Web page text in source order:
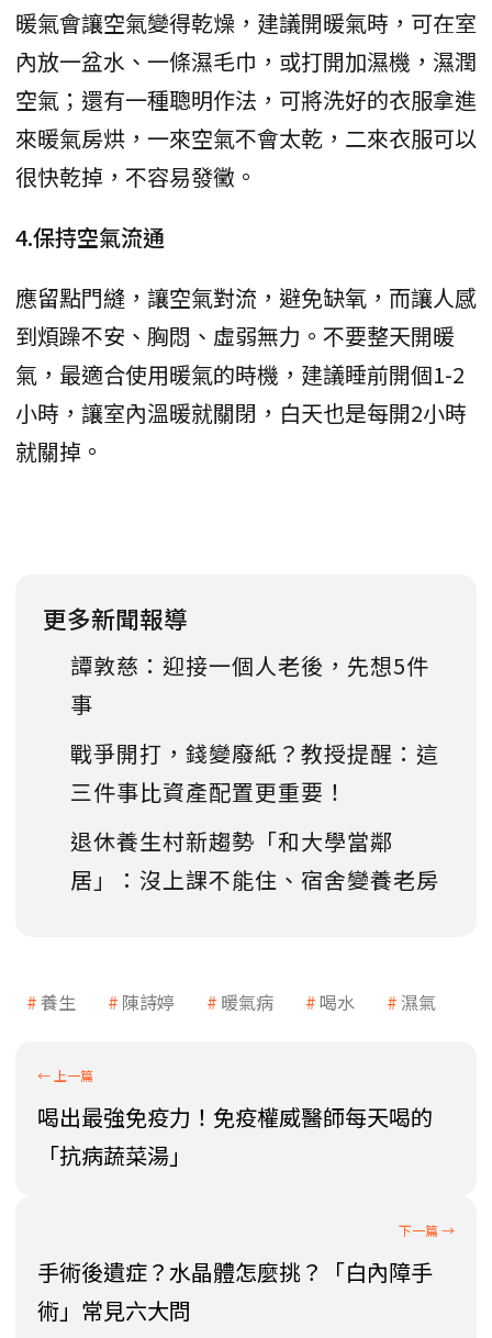
暖氣會讓空氣變得乾燥，建議開暖氣時，可在室
內放一盆水、一條濕毛巾，或打開加濕機，濕潤
空氣；還有一種聰明作法，可將洗好的衣服拿進
來暖氣房烘，一來空氣不會太乾，二來衣服可以
很快乾掉，不容易發黴。
4.保持空氣流通
應留點門縫，讓空氣對流，避免缺氧，而讓人感
到煩躁不安、胸悶、虛弱無力。不要整天開暖
氣，最適合使用暖氣的時機，建議睡前開個1-2
小時，讓室內溫暖就關閉，白天也是每開2小時
就關掉。
更多新聞報導
譚敦慈：迎接一個人老後，先想5件
事
戰爭開打，錢變廢紙？教授提醒：這
三件事比資產配置更重要！
退休養生村新趨勢「和大學當鄰
居」：沒上課不能住、宿舍變養老房
養生 陳詩婷 暖氣病 喝水 濕氣
喝出最強免疫力！免疫權威醫師每天喝的
「抗病蔬菜湯」
手術後遺症？水晶體怎麼挑？「白內障手
術」常見六大問